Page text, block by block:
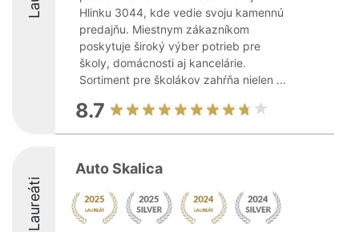
Hlinku 3044, kde vedie svoju kamennú
predajňu. Miestnym zákazníkom
poskytuje široký výber potrieb pre
školy, domácnosti aj kancelárie.
Sortiment pre školákov zahŕňa nielen ...
8.7
Laureáti
Auto Skalica